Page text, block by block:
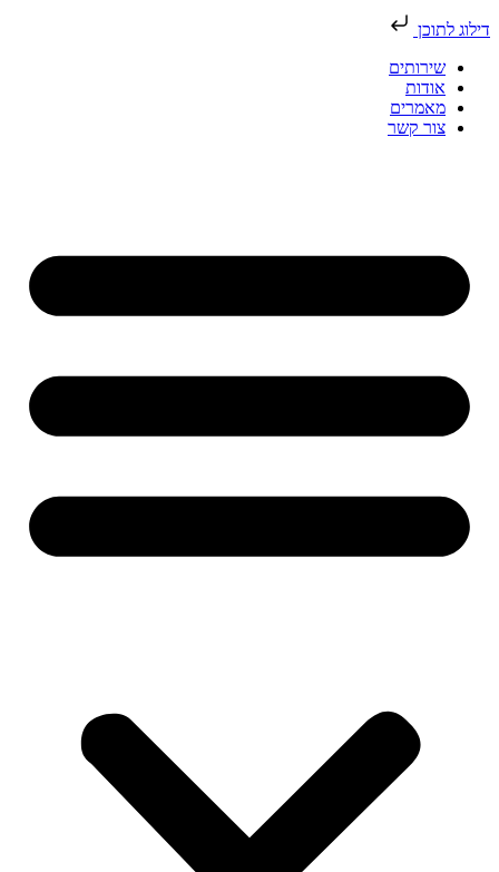
דילוג לתוכן
לתוכן
שירותים
אודות
מאמרים
צור קשר